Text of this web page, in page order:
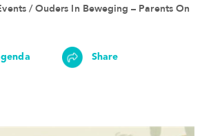
/ Ouders In Beweging – Parents On
Share